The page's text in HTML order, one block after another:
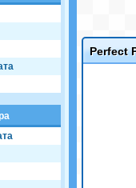
Perfect